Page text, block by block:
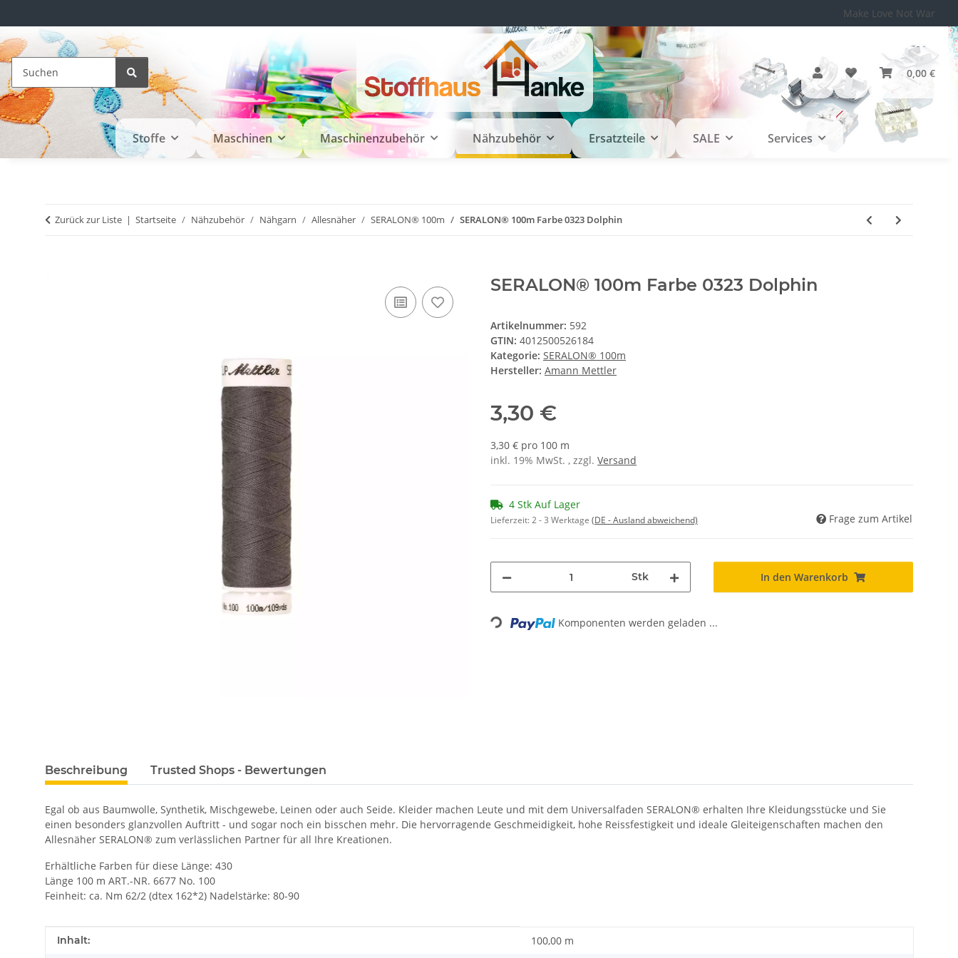
Make Love Not War
0,00 €
Stoffe Maschinen Maschinenzubehör Nähzubehör Ersatzteile SALE Services
Zurück zur Liste Startseite Nähzubehör Nähgarn Allesnäher SERALON® 100m SERALON® 100m Farbe 0323 Dolphin
SERALON® 100m Farbe 0323 Dolphin
Artikelnummer: 592
GTIN: 4012500526184
Kategorie: SERALON® 100m
Hersteller: Amann Mettler
3,30 €
3,30 € pro 100 m
inkl. 19% MwSt. , zzgl. Versand
4 Stk Auf Lager
Lieferzeit:2 - 3 Werktage (DE - Ausland abweichend) Frage zum Artikel
Stk In den Warenkorb
Loading... Komponenten werden geladen ...
Beschreibung Trusted Shops - Bewertungen
Egal ob aus Baumwolle, Synthetik, Mischgewebe, Leinen oder auch Seide. Kleider machen Leute und mit dem Universalfaden SERALON® erhalten Ihre Kleidungsstücke und Sie
einen besonders glanzvollen Auftritt - und sogar noch ein bisschen mehr. Die hervorragende Geschmeidigkeit, hohe Reissfestigkeit und ideale Gleiteigenschaften machen den
Allesnäher SERALON® zum verlässlichen Partner für all Ihre Kreationen.
Erhältliche Farben für diese Länge: 430
Länge 100 m ART.-NR. 6677 No. 100
Feinheit: ca. Nm 62/2 (dtex 162*2) Nadelstärke: 80-90
Produkteigenschaft
Wert
Inhalt: 100,00 m